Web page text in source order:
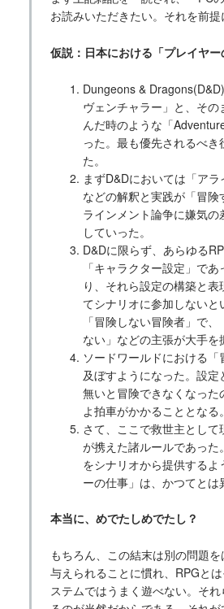
お読みいただきたい。それを前提
仮説：日本における「プレイヤ
Dungeons &
ヴェンチャラー」と、そ
んだ時のような「
った。最も優先されるべ
た。
まずD&Dにおいては「ア
などの解釈と実践が「冒
ラインメント論争に嫌気
していった。
D&Dに限らず、あらゆる
「キャラクター設定」で
り、それら設定の構築と
てシナリオに参加しない
「冒険しない冒険者」で
ない」などの主張が大手を
ソードワールドにおける
及ぼすようになった。設
無いと冒険できなくなっ
よ拍車がかかることとなる。
さて、ここで救世主とし
が携えた諸ルールであった
をシナリオから提供する
ーの仕事」は、かつてとは
本当に、めでたしめでたし？
もちろん、この結末は別の問題
与えられることに慣れ、RPGと
ステムではうまく遊べない。そ